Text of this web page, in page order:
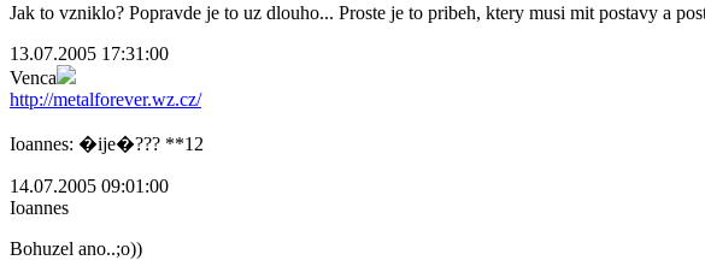
Jak to vzniklo? Popravde je to uz dlouho... Proste je to pribeh, ktery musi mit postavy a
13.07.2005 17:31:00
Venca
http://metalforever.wz.cz/
Ioannes: �ije�??? **12
14.07.2005 09:01:00
Ioannes
Bohuzel ano..;o))